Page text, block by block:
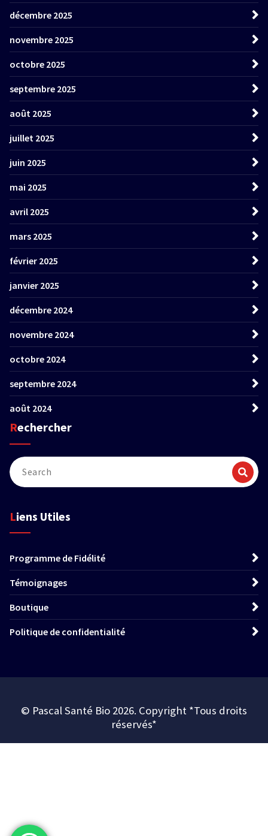
décembre 2025
novembre 2025
octobre 2025
septembre 2025
août 2025
juillet 2025
juin 2025
mai 2025
avril 2025
mars 2025
février 2025
janvier 2025
décembre 2024
novembre 2024
octobre 2024
septembre 2024
août 2024
Rechercher
Liens Utiles
Programme de Fidélité
Témoignages
Boutique
Politique de confidentialité
© Pascal Santé Bio 2026. Copyright *Tous droits
réservés*